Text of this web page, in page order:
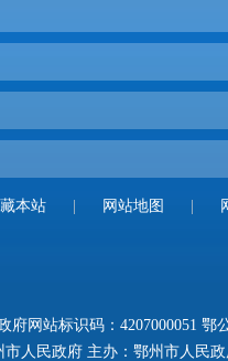
本站 网站地图
府网站标识码：4207000051 鄂
市人民政府 主办：鄂州市人民